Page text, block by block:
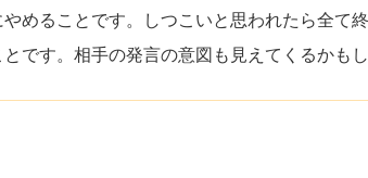
めることです。しつこいと思われたら全て
です。相手の発言の意図も見えてくるかもし